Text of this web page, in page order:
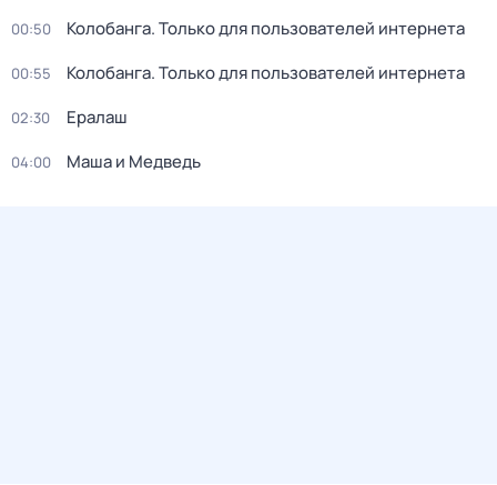
00:50 Колобанга. Только для пользователей интернета
00:55 Колобанга. Только для пользователей интернета
02:30 Ералаш
04:00 Маша и Медведь